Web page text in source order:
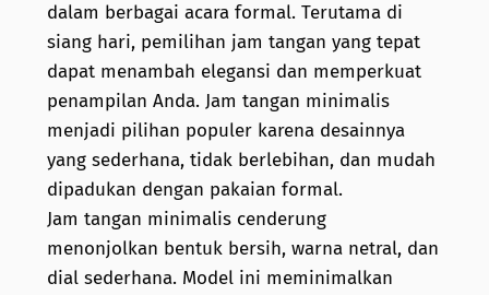
dalam berbagai acara formal. Terutama di
siang hari, pemilihan jam tangan yang tepat
dapat menambah elegansi dan memperkuat
penampilan Anda. Jam tangan minimalis
menjadi pilihan populer karena desainnya
yang sederhana, tidak berlebihan, dan mudah
dipadukan dengan pakaian formal.
Jam tangan minimalis cenderung
menonjolkan bentuk bersih, warna netral, dan
dial sederhana. Model ini meminimalkan